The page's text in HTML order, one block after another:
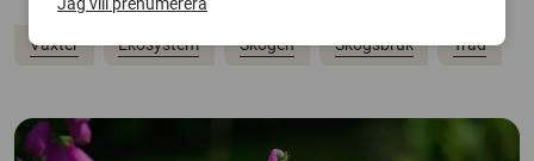
Växter Ekosystem Skogen Skogsbruk Träd